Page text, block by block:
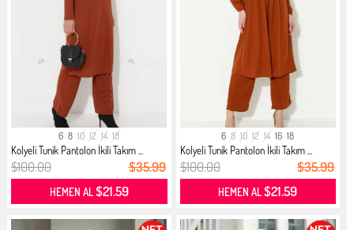
6 8 10 12 14 18
Kolyeli Tunik Pantolon İkili Takım ...
$100.00 $35.99
HEMEN AL$21.59
6 8 10 12 14 16 18
Kolyeli Tunik Pantolon İkili Takım ...
$100.00 $35.99
HEMEN AL$21.59